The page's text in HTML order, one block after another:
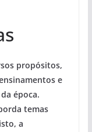
propósitos,
e
época.
temas
a